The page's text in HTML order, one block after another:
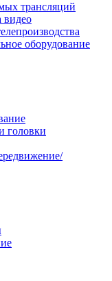
трансляций
видео
оборудование
головки